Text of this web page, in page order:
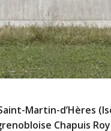
Martin-d’Hères
Chapuis